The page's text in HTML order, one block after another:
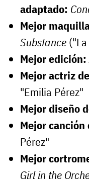
adaptado:
Mejor
Substance
Mejor edición:
Mejor actriz
"Emilia Pérez"
Mejor diseño
Mejor
Pérez"
Mejor
Girl in the